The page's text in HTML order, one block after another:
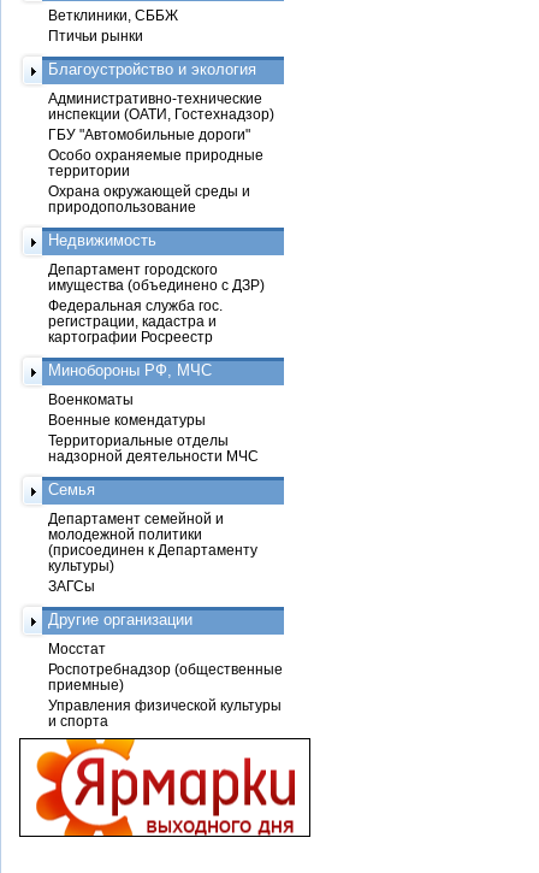
Ветклиники, СББЖ
Птичьи рынки
Благоустройство и экология
Административно-технические
инспекции (ОАТИ, Гостехнадзор)
ГБУ "Автомобильные дороги"
Особо охраняемые природные
территории
Охрана окружающей среды и
природопользование
Недвижимость
Департамент городского
имущества (объединено с ДЗР)
Федеральная служба гос.
регистрации, кадастра и
картографии Росреестр
Минобороны РФ, МЧС
Военкоматы
Военные комендатуры
Территориальные отделы
надзорной деятельности МЧС
Семья
Департамент семейной и
молодежной политики
(присоединен к Департаменту
культуры)
ЗАГСы
Другие организации
Мосстат
Роспотребнадзор (общественные
приемные)
Управления физической культуры
и спорта